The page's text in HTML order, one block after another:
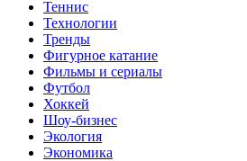
Теннис
Технологии
Тренды
Фигурное катание
Фильмы и сериалы
Футбол
Хоккей
Шоу-бизнес
Экология
Экономика